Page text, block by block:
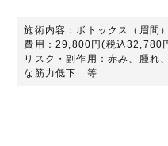
施術内容：ボトックス（眉間）
費用：29,800円(税込32,780
リスク・副作用：赤み、腫れ
な筋力低下 等